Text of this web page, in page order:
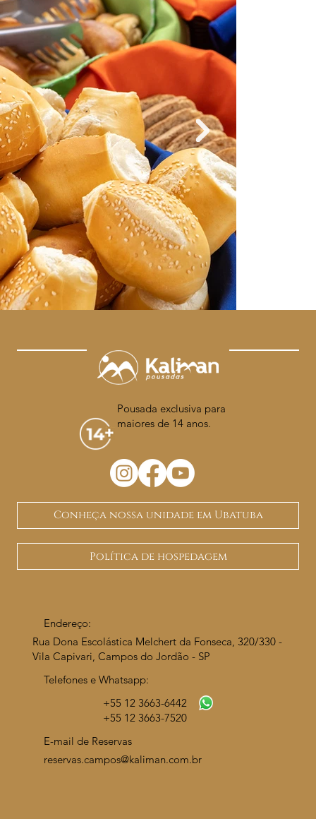
Endereço:
Rua Dona Escolástica Melchert da Fonseca, 320/330 -
Vila Capivari, Campos do Jordão - SP
Telefones e Whatsapp:
+55 12 3663-6442
+55 12 3663-7520
E-mail de Reservas
reservas.campos@kaliman.com.br
Pousada exclusiva para
maiores de 14 anos.
Conheça nossa unidade em Ubatuba
Política de hospedagem